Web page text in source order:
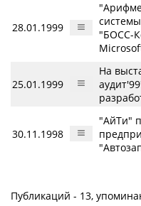
28.01.1999
"БОСС-
25.01.1999
На
30.11.1998
"АйТи"
Публикаций - 13,